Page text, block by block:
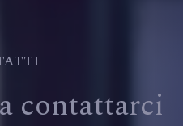
contattarci